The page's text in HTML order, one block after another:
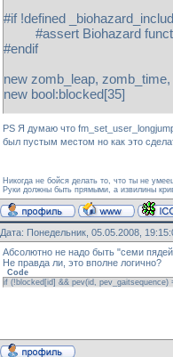
{
blocked[id]=false
return
public fwPlayerPreThink(id)
new
if (is_user_alive(id) &&
}
}
#if !defined
#assert Biohazard
#endif
new zomb_leap,
new bool:blocked[35]
public plugin_init()
{
zomb_leap =
zomb_time =
zomb_interval =
}
public client_connect(id)
{
}
PS Я думаю что
был пустым местом но как это
Никогда не бойся делать то, что ты не
Руки должны быть прямыми, а извилины
Дата: Понедельник, 05.05.2008,
Абсолютно не надо быть "семи
Не правда ли, это вполне логично?
Code
if (!blocked[id] && pev(id, pev_gaitsequence)